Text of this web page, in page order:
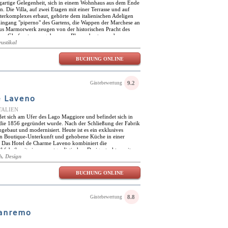
Badezimmer verfügen über Duschen und / oder
Toilettenartikel.
Gelegenheit, sich in einem Wohnhaus aus dem Ende
Die Villa, auf zwei Etagen mit einer Terrasse und auf
erbaut, gehörte dem italienischen Adeligen
"piperno" des Gartens, die Wappen der Marchese an
Marmorwerk zeugen von der historischen Pracht des
Glasfenster, umgeben von Blumenbeeten und
eine Oase der Ruhe im historischen Zentrum von
Eingangsbereich steht den Gästen ein kleiner Pool zur
BUCHUNG ONLINE
Gästebewertung 9.2
Laveno
sich am Ufer des Lago Maggiore und befindet sich in
1856 gegründet wurde. Nach der Schließung der Fabrik
und modernisiert. Heute ist es ein exklusives
Boutique-Unterkunft und gehobene Küche in einer
Hotel de Charme Laveno kombiniert die
mit einer avantgardistischen Designstruktur mit
ein spektakulärer Pool auf dem Dach. das hotel
keramikproduktion in vielen bereichen, wobei im
werden und in vielen ecken des hotels
herrlichem Seeblick ist das Hotel ideal für viele
See gelegen, darunter eine Vielzahl von
Spa- und Wellnessbereich mit Whirlpool,
Techno-Fitnessbereich. Das hoteleigene
schnell zu einem beliebten Gourmet-Favoriten bei
bietet gehobene Küche in einer einzigartigen
Leidenschaft für Essen und diskreten, einladenden
Design
BUCHUNG ONLINE
Gästebewertung 8.8